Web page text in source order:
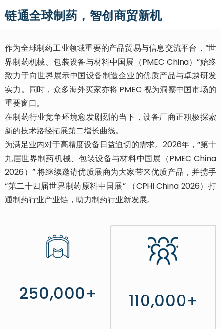
链通全球制药，智创商贸新机
作为全球制药工业领域重要的产品贸易与信息交流平台，“世
界制药机械、包装设备与材料中国展（PMEC China）”始终
致力于向世界展示中国设备制造企业的优质产品与卓越研发
实力。同时，众多海外买家亦将 PMEC 视为洞察中国市场的
重要窗口。
在制药行业竞争环境愈发剧烈的当下，设备厂商正积极探索
新的技术路径拓展第二增长曲线。
为满足业内对于高精度设备日益迫切的需求。2026年，“第十
九届世界制药机械、包装设备与材料中国展（PMEC China
2026）” 将继续邀请优质展商为大家带来优质产品，并携手
“第二十四届世界制药原料中国展” （CPHI China 2026）打
通制药行业产业链，助力制药行业新发展。
250,000+ 110,000+